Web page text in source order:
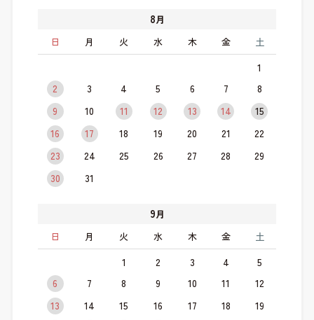
8月
日
月 火 水 木 金 土
1
2
3 4 5 6 7
8
9
10 11 12 13 14
15
16
17 18 19 20 21
22
23
24 25 26 27 28
29
30
31
9月
日
月 火 水 木 金 土
1 2 3 4
5
6
7 8 9 10 11
12
13
14 15 16 17 18
19